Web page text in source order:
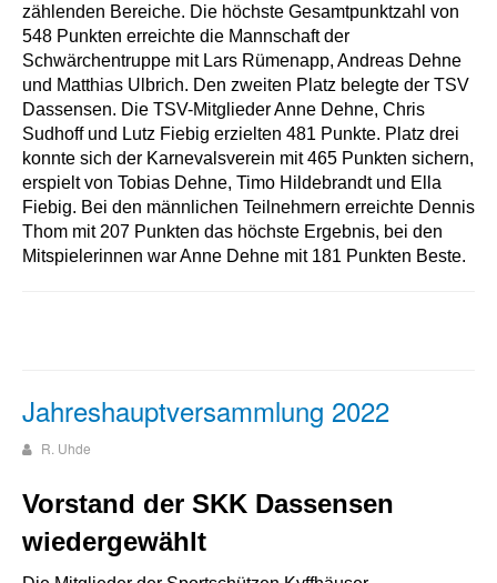
zählenden Bereiche. Die höchste Gesamtpunktzahl von
548 Punkten erreichte die Mannschaft der
Schwärchentruppe mit Lars Rümenapp, Andreas Dehne
und Matthias Ulbrich. Den zweiten Platz belegte der TSV
Dassensen. Die TSV-Mitglieder Anne Dehne, Chris
Sudhoff und Lutz Fiebig erzielten 481 Punkte. Platz drei
konnte sich der Karnevalsverein mit 465 Punkten sichern,
erspielt von Tobias Dehne, Timo Hildebrandt und Ella
Fiebig. Bei den männlichen Teilnehmern erreichte Dennis
Thom mit 207 Punkten das höchste Ergebnis, bei den
Mitspielerinnen war Anne Dehne mit 181 Punkten Beste.
Jahreshauptversammlung 2022
R. Uhde
Vorstand der SKK Dassensen
wiedergewählt